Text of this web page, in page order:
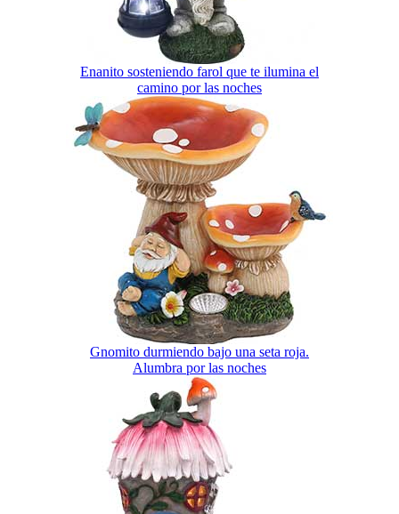
Enanito sosteniendo farol que te ilumina el
camino por las noches
Gnomito durmiendo bajo una seta roja.
Alumbra por las noches